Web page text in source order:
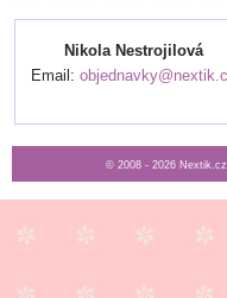
Nikola Nestrojilová
Email:
© 2008 - 2026